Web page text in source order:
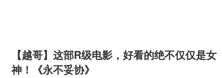
【越哥】这部R级电影，好看的绝不仅仅是女
神！《永不妥协》